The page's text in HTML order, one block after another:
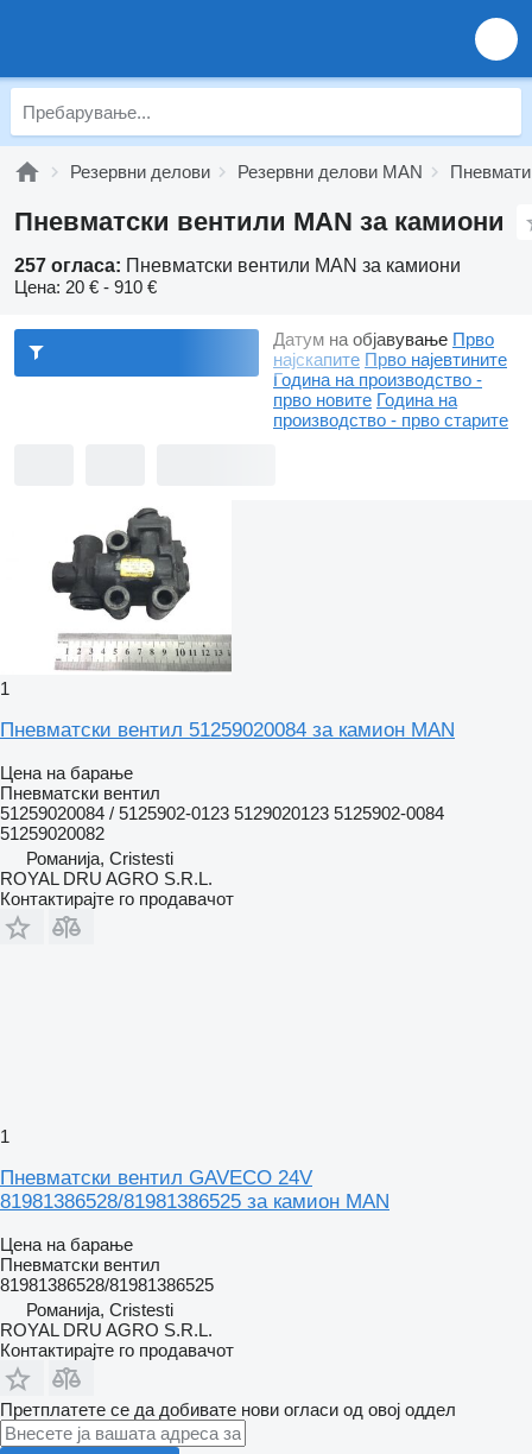
Резервни делови Резервни делови MAN
Пневматски вентили MAN за камиони
257 огласа: Пневматски вентили MAN за камиони
Цена: 20 € - 910 €
Датум на објавување Прво
најскапите Прво најевтините
Година на производство -
прво новите Година на
производство - прво старите
1
Пневматски вентил 51259020084 за камион MAN
Цена на барање
Пневматски вентил
51259020084 / 5125902-0123 5129020123 5125902-0084
51259020082
Романија, Cristesti
ROYAL DRU AGRO S.R.L.
Контактирајте го продавачот
1
Пневматски вентил GAVECO 24V
81981386528/81981386525 за камион MAN
Цена на барање
Пневматски вентил
81981386528/81981386525
Романија, Cristesti
ROYAL DRU AGRO S.R.L.
Контактирајте го продавачот
Претплатете се да добивате нови огласи од овој оддел